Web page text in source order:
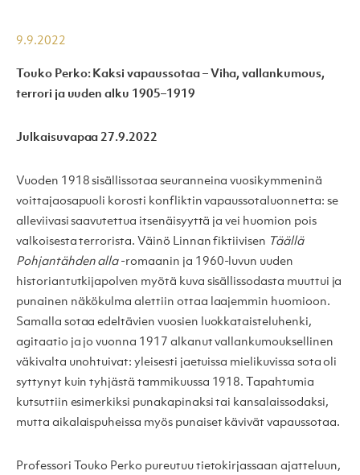
9.9.2022
Touko Perko: Kaksi vapaussotaa – Viha, vallankumous,
terrori ja uuden alku 1905–1919
Julkaisuvapaa 27.9.2022
Vuoden 1918 sisällissotaa seuranneina vuosikymmeninä
voittajaosapuoli korosti konfliktin vapaussotaluonnetta: se
alleviivasi saavutettua itsenäisyyttä ja vei huomion pois
valkoisesta terrorista. Väinö Linnan fiktiivisen Täällä
Pohjantähden alla-romaanin ja 1960-luvun uuden
historiantutkijapolven myötä kuva sisällissodasta muuttui ja
punainen näkökulma alettiin ottaa laajemmin huomioon.
Samalla sotaa edeltävien vuosien luokkataisteluhenki,
agitaatio ja jo vuonna 1917 alkanut vallankumouksellinen
väkivalta unohtuivat: yleisesti jaetuissa mielikuvissa sota oli
syttynyt kuin tyhjästä tammikuussa 1918. Tapahtumia
kutsuttiin esimerkiksi punakapinaksi tai kansalaissodaksi,
mutta aikalaispuheissa myös punaiset kävivät vapaussotaa.
Professori Touko Perko pureutuu tietokirjassaan ajatteluun,